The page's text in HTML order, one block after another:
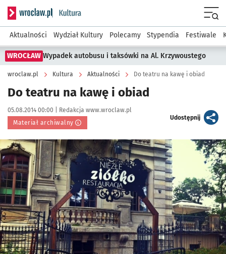
Serwis informacyjny wroclaw.pl podserwis: Kultura
Aktualności Wydział Kultury Polecamy Stypendia Festiwale
WROCŁAW Wypadek autobusu i taksówki na Al. Krzywoustego
wroclaw.pl Kultura Aktualności Do teatru na kawę i obiad
Do teatru na kawę i obiad
Data publikacji:
05.08.2014 00:00 | Autor:
Redakcja www.wroclaw.pl
Materiał archiwalny
Udostępnijartykuł
Kliknij, aby powiększyć